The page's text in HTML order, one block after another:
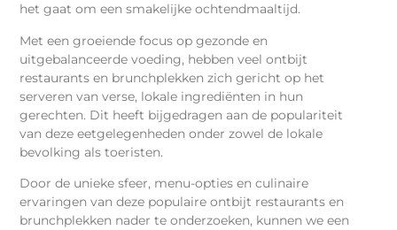
het gaat om een smakelijke ochtendmaaltijd.
Met een groeiende focus op gezonde en
uitgebalanceerde voeding, hebben veel ontbijt
restaurants en brunchplekken zich gericht op het
serveren van verse, lokale ingrediënten in hun
gerechten. Dit heeft bijgedragen aan de populariteit
van deze eetgelegenheden onder zowel de lokale
bevolking als toeristen.
Door de unieke sfeer, menu-opties en culinaire
ervaringen van deze populaire ontbijt restaurants en
brunchplekken nader te onderzoeken, kunnen we een